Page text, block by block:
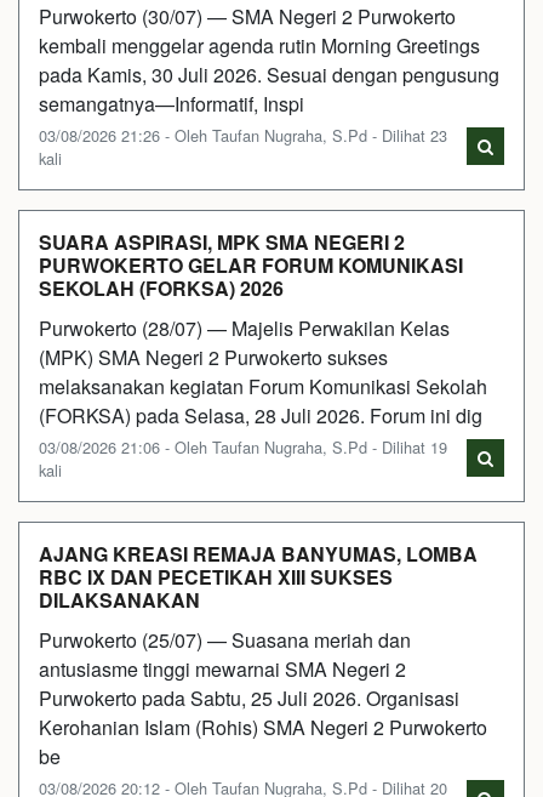
Purwokerto (30/07) — SMA Negeri 2 Purwokerto
kembali menggelar agenda rutin Morning Greetings
pada Kamis, 30 Juli 2026. Sesuai dengan pengusung
semangatnya—Informatif, Inspi
03/08/2026 21:26 - Oleh Taufan Nugraha, S.Pd - Dilihat 23
kali
SUARA ASPIRASI, MPK SMA NEGERI 2
PURWOKERTO GELAR FORUM KOMUNIKASI
SEKOLAH (FORKSA) 2026
Purwokerto (28/07) — Majelis Perwakilan Kelas
(MPK) SMA Negeri 2 Purwokerto sukses
melaksanakan kegiatan Forum Komunikasi Sekolah
(FORKSA) pada Selasa, 28 Juli 2026. Forum ini dig
03/08/2026 21:06 - Oleh Taufan Nugraha, S.Pd - Dilihat 19
kali
AJANG KREASI REMAJA BANYUMAS, LOMBA
RBC IX DAN PECETIKAH XIII SUKSES
DILAKSANAKAN
Purwokerto (25/07) — Suasana meriah dan
antusiasme tinggi mewarnai SMA Negeri 2
Purwokerto pada Sabtu, 25 Juli 2026. Organisasi
Kerohanian Islam (Rohis) SMA Negeri 2 Purwokerto
be
03/08/2026 20:12 - Oleh Taufan Nugraha, S.Pd - Dilihat 20